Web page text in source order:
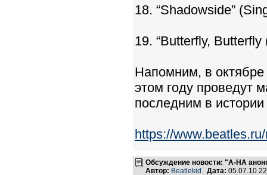
18. “Shadowside”
19. “Butterfly, Butterfly
Напомним, в октябре
этом году проведут
последним в
https://
Обсуждение новости: "A-HA
Автор: Beatlekid Дата: 05.07.10